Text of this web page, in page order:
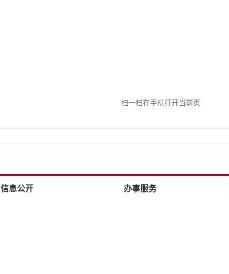
扫一扫在手机打开当前页
信息公开 办事服务